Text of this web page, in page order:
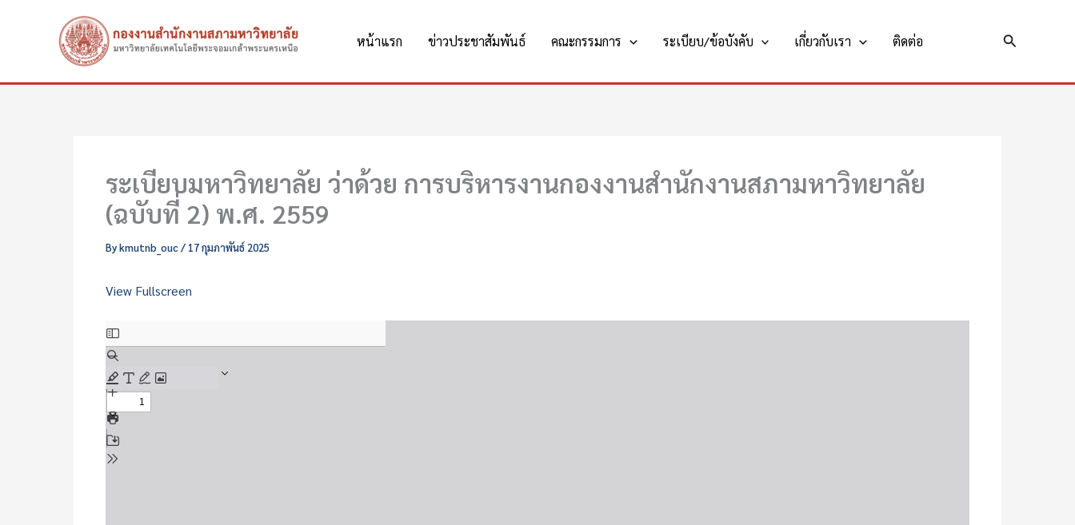
หน้าแรก ข่าวประชาสัมพันธ์ คณะกรรมการ ระเบียบ/ข้อบังคับ เกี่ยวกับเรา ติดต่อ Search
ระเบียบมหาวิทยาลัย ว่าด้วย การบริหารงานกองงานสำนักงานสภามหาวิทยาลัย
(ฉบับที่ 2) พ.ศ. 2559
Bykmutnb_ouc/ 17 กุมภาพันธ์ 2025
View Fullscreen
to
PDF